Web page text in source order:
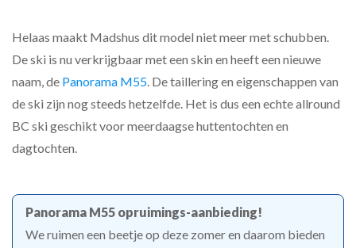
Helaas maakt Madshus dit model niet meer met schubben.
De ski is nu verkrijgbaar met een skin en heeft een nieuwe
naam, de Panorama M55. De taillering en eigenschappen van
de ski zijn nog steeds hetzelfde. Het is dus een echte allround
BC ski geschikt voor meerdaagse huttentochten en
dagtochten.
Panorama M55 opruimings-aanbieding!
We ruimen een beetje op deze zomer en daarom bieden